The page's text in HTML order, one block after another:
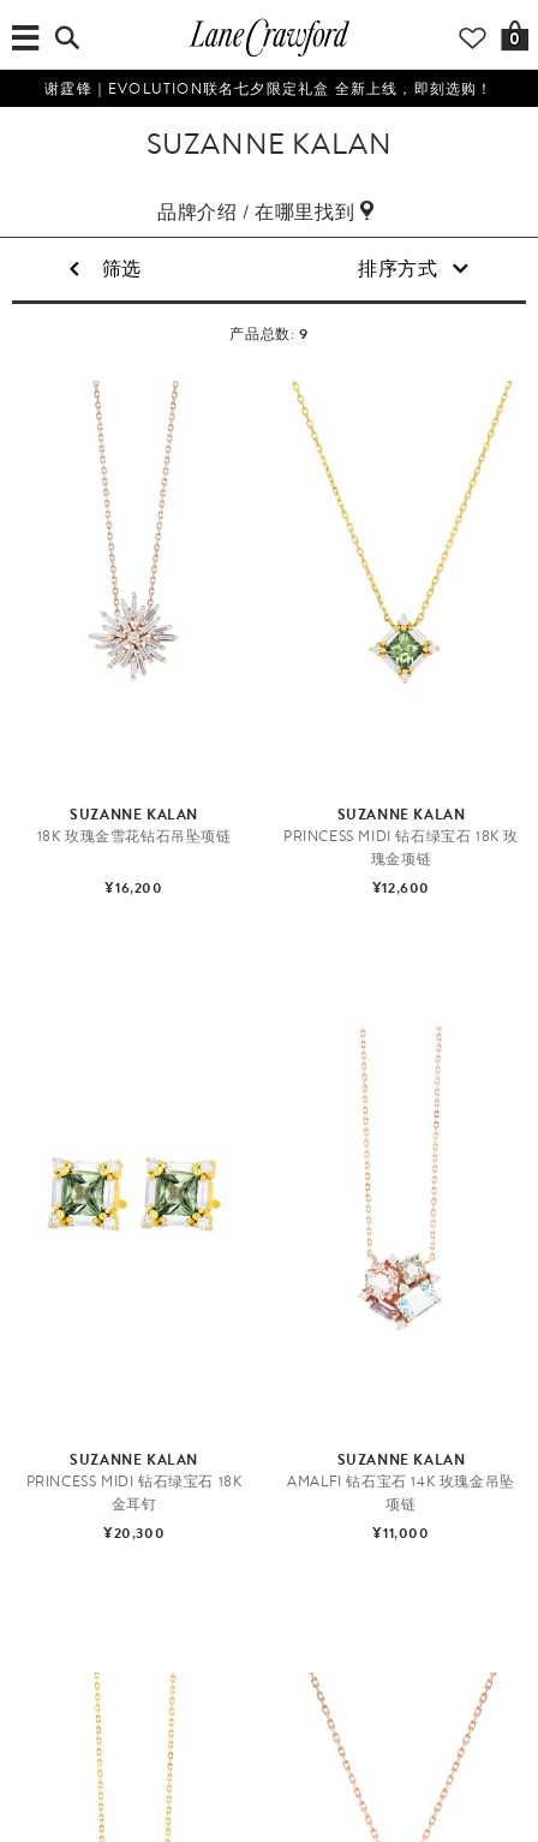
0
谢霆锋｜EVOLUTION联名七夕限定礼盒 全新上线，即刻选购！
SUZANNE KALAN
品牌介绍 / 在哪里找到
筛选 排序方式
产品总数: 9
SUZANNE KALAN
18K 玫瑰金雪花钻石吊坠项链
¥16,200
SUZANNE KALAN
PRINCESS MIDI 钻石绿宝石 18K 玫
瑰金项链
¥12,600
SUZANNE KALAN
PRINCESS MIDI 钻石绿宝石 18K
金耳钉
¥20,300
SUZANNE KALAN
AMALFI 钻石宝石 14K 玫瑰金吊坠
项链
¥11,000